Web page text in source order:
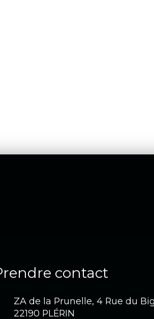
contact
ZA de la Prunelle, 4 Rue du
22190 PLÉRIN